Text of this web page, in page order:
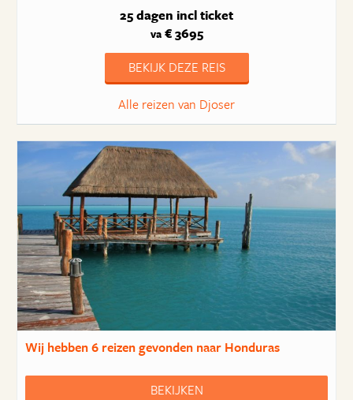
25 dagen incl ticket
va€ 3695
BEKIJK DEZE REIS
Alle reizen van Djoser
Wij hebben6 reizengevonden naar Honduras
BEKIJKEN